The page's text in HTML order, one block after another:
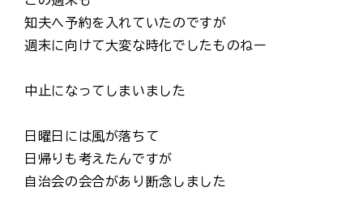
知夫へ予約を入れていたのですが
週末に向けて大変な時化でしたものねー
中止になってしまいました
日曜日には風が落ちて
日帰りも考えたんですが
自治会の会合があり断念しました